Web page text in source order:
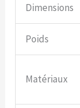
Dimensions
Poids
Matériaux